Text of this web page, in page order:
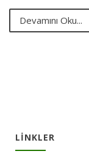
Devamını Oku...
LINKLER